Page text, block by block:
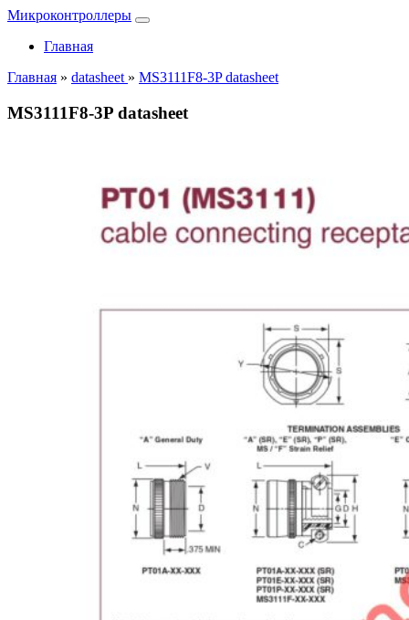
Микроконтроллеры
Главная
Главная » datasheet » MS3111F8-3P datasheet
MS3111F8-3P datasheet